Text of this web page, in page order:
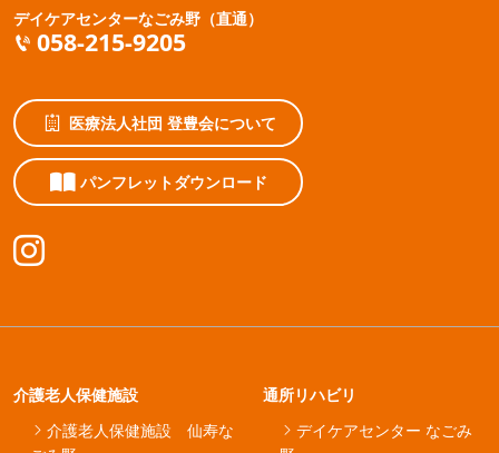
デイケアセンターなごみ野（直通）
058-215-9205
医療法人社団 登豊会について
パンフレットダウンロード
介護老人保健施設
介護老人保健施設 仙寿な
通所リハビリ
デイケアセンター なごみ